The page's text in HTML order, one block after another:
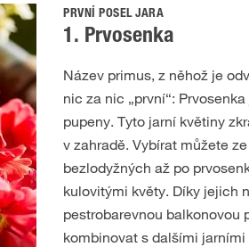
PRVNÍ POSEL JARA
1. Prvosenka
Název primus, z něhož je
nic za nic „první“:
pupeny. Tyto jarní květiny
v zahradě. Vybírat můžete
bezlodyžných až po
kulovitými květy. Díky jejich
pestrobarevnou balkonovou
kombinovat s dalšími